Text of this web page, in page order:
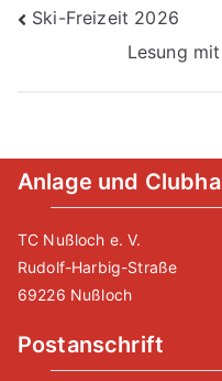
Ski-Freizeit 2026
Lesung
Anlage und
TC Nußloch e. V.
Rudolf-Harbig-Straße
69226 Nußloch
Postanschrift